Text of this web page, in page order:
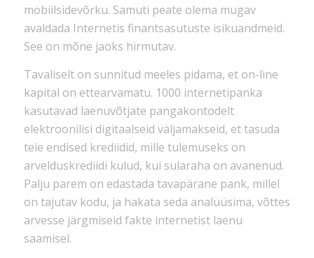
mobiilsidevõrku. Samuti peate olema mugav
avaldada Internetis finantsasutuste isikuandmeid.
See on mõne jaoks hirmutav.
Tavaliselt on sunnitud meeles pidama, et on-line
kapital on ettearvamatu. 1000 internetipanka
kasutavad laenuvõtjate pangakontodelt
elektroonilisi digitaalseid väljamakseid, et tasuda
teie endised krediidid, mille tulemuseks on
arvelduskrediidi kulud, kui sularaha on avanenud.
Palju parem on edastada tavapärane pank, millel
on tajutav kodu, ja hakata seda analüüsima, võttes
arvesse järgmiseid fakte internetist laenu
saamisel.